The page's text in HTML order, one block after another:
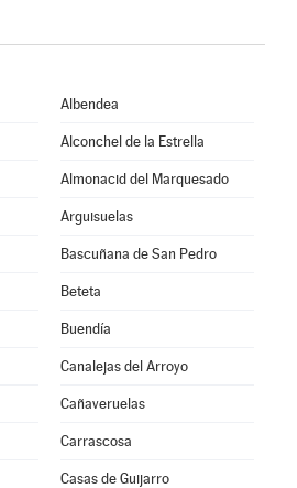
Albendea
Alconchel de la Estrella
Almonacid del Marquesado
Arguisuelas
Bascuñana de San Pedro
Beteta
Buendía
Canalejas del Arroyo
Cañaveruelas
Carrascosa
Casas de Guijarro